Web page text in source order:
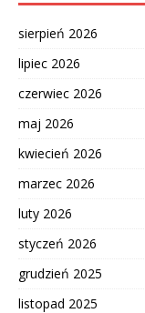
sierpień 2026
lipiec 2026
czerwiec 2026
maj 2026
kwiecień 2026
marzec 2026
luty 2026
styczeń 2026
grudzień 2025
listopad 2025